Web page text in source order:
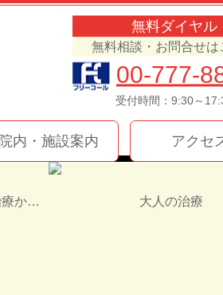
無料ダイヤル
無料相談・お問合せは
00-777-
受付時間：9:30～
インプラント治療か入れ歯（義歯）どっちを選ぶ！？ 大人の治療
内・施設案内 アクセ